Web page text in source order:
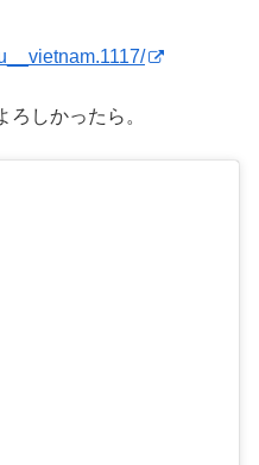
しかったら。